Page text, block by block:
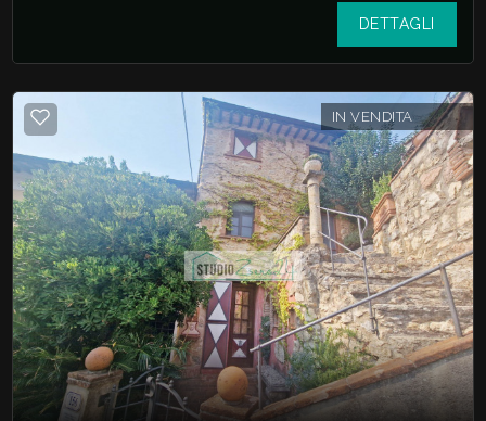
DETTAGLI
IN VENDITA